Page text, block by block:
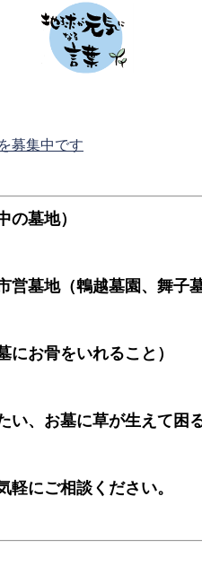
募集中です
の墓地）
営墓地（鵯越墓園、舞子
お骨をいれること）
い、お墓に草が生えて困
にご相談ください。